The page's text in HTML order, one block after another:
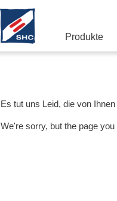
Produkte
Es tut uns Leid, die von
We're sorry, but the page